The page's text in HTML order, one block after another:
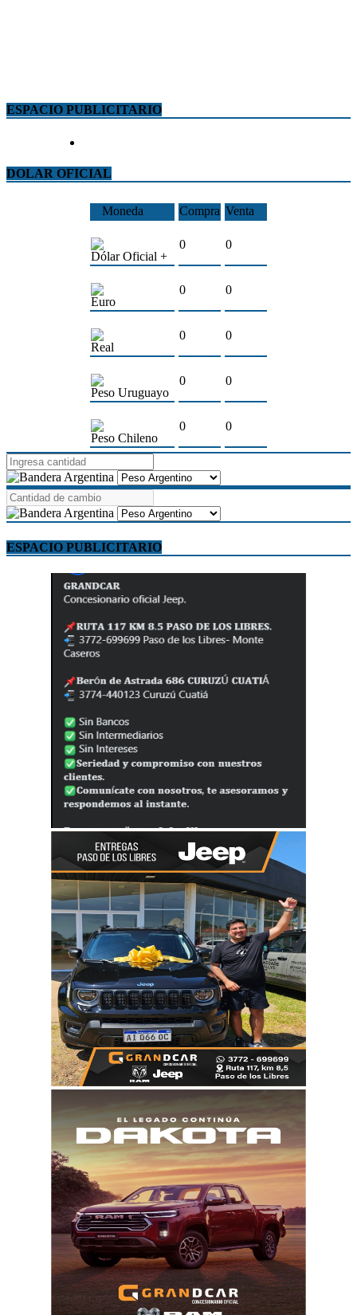
ESPACIO PUBLICITARIO
DOLAR OFICIAL
Moneda Compra Venta
Dólar Oficial +
0 0
Euro
0 0
Real
0 0
Peso Uruguayo
0 0
Peso Chileno
0 0
ESPACIO PUBLICITARIO